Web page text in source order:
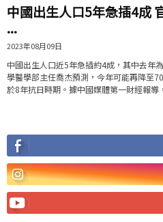
中國出生人口5年急插4成
...
2023年08月09日
中國出生人口近5年急插約4成，其中去年
學醫學部主任喬杰預測，今年可能再降至
於8年抗日時期。據中國媒體第一財經報導